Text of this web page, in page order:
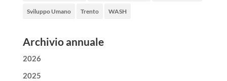
Sviluppo Umano Trento WASH
Archivio annuale
2026
2025